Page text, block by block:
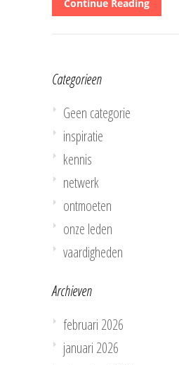
Continue Reading
Categorieen
Geen categorie
inspiratie
kennis
netwerk
ontmoeten
onze leden
vaardigheden
Archieven
februari 2026
januari 2026